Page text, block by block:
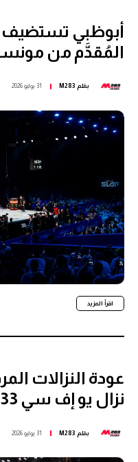
المُقدَّم من مونستر
بقلم M283 31 يوليو 2026
اقرأ المزيد
عودة النزالات
نزال يو إف سي 333
بقلم M283 31 يوليو 2026